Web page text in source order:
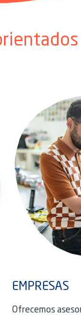
EMPRESAS
Ofrecemos